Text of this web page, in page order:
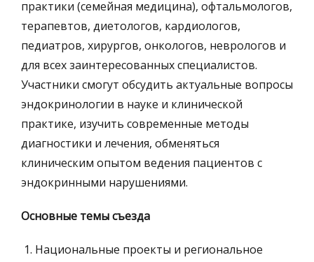
практики (семейная медицина), офтальмологов,
терапевтов, диетологов, кардиологов,
педиатров, хирургов, онкологов, неврологов и
для всех заинтересованных специалистов.
Участники смогут обсудить актуальные вопросы
эндокринологии в науке и клинической
практике, изучить современные методы
диагностики и лечения, обменяться
клиническим опытом ведения пациентов с
эндокринными нарушениями.
Основные темы съезда
Национальные проекты и региональное